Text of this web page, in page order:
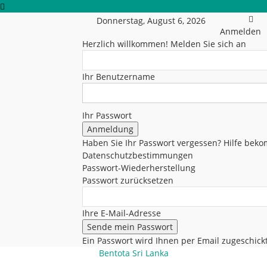
Donnerstag, August 6, 2026
Anmelden
Herzlich willkommen! Melden Sie sich an
Ihr Benutzername
Ihr Passwort
Haben Sie Ihr Passwort vergessen? Hilfe
Datenschutzbestimmungen
Passwort-Wiederherstellung
Passwort zurücksetzen
Ihre E-Mail-Adresse
Ein Passwort wird Ihnen per Email
Bentota Sri Lanka